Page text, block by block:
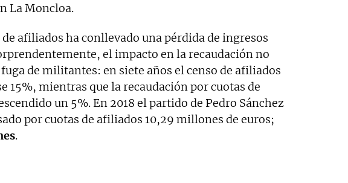
La Moncloa.
afiliados ha conllevado una pérdida de ingresos
el impacto en la recaudación no
fuga de militantes: en siete años el censo de afiliados
15%, mientras que la recaudación por cuotas de
un 5%. En 2018 el partido de Pedro Sánchez
por cuotas de afiliados 10,29 millones de euros;
.